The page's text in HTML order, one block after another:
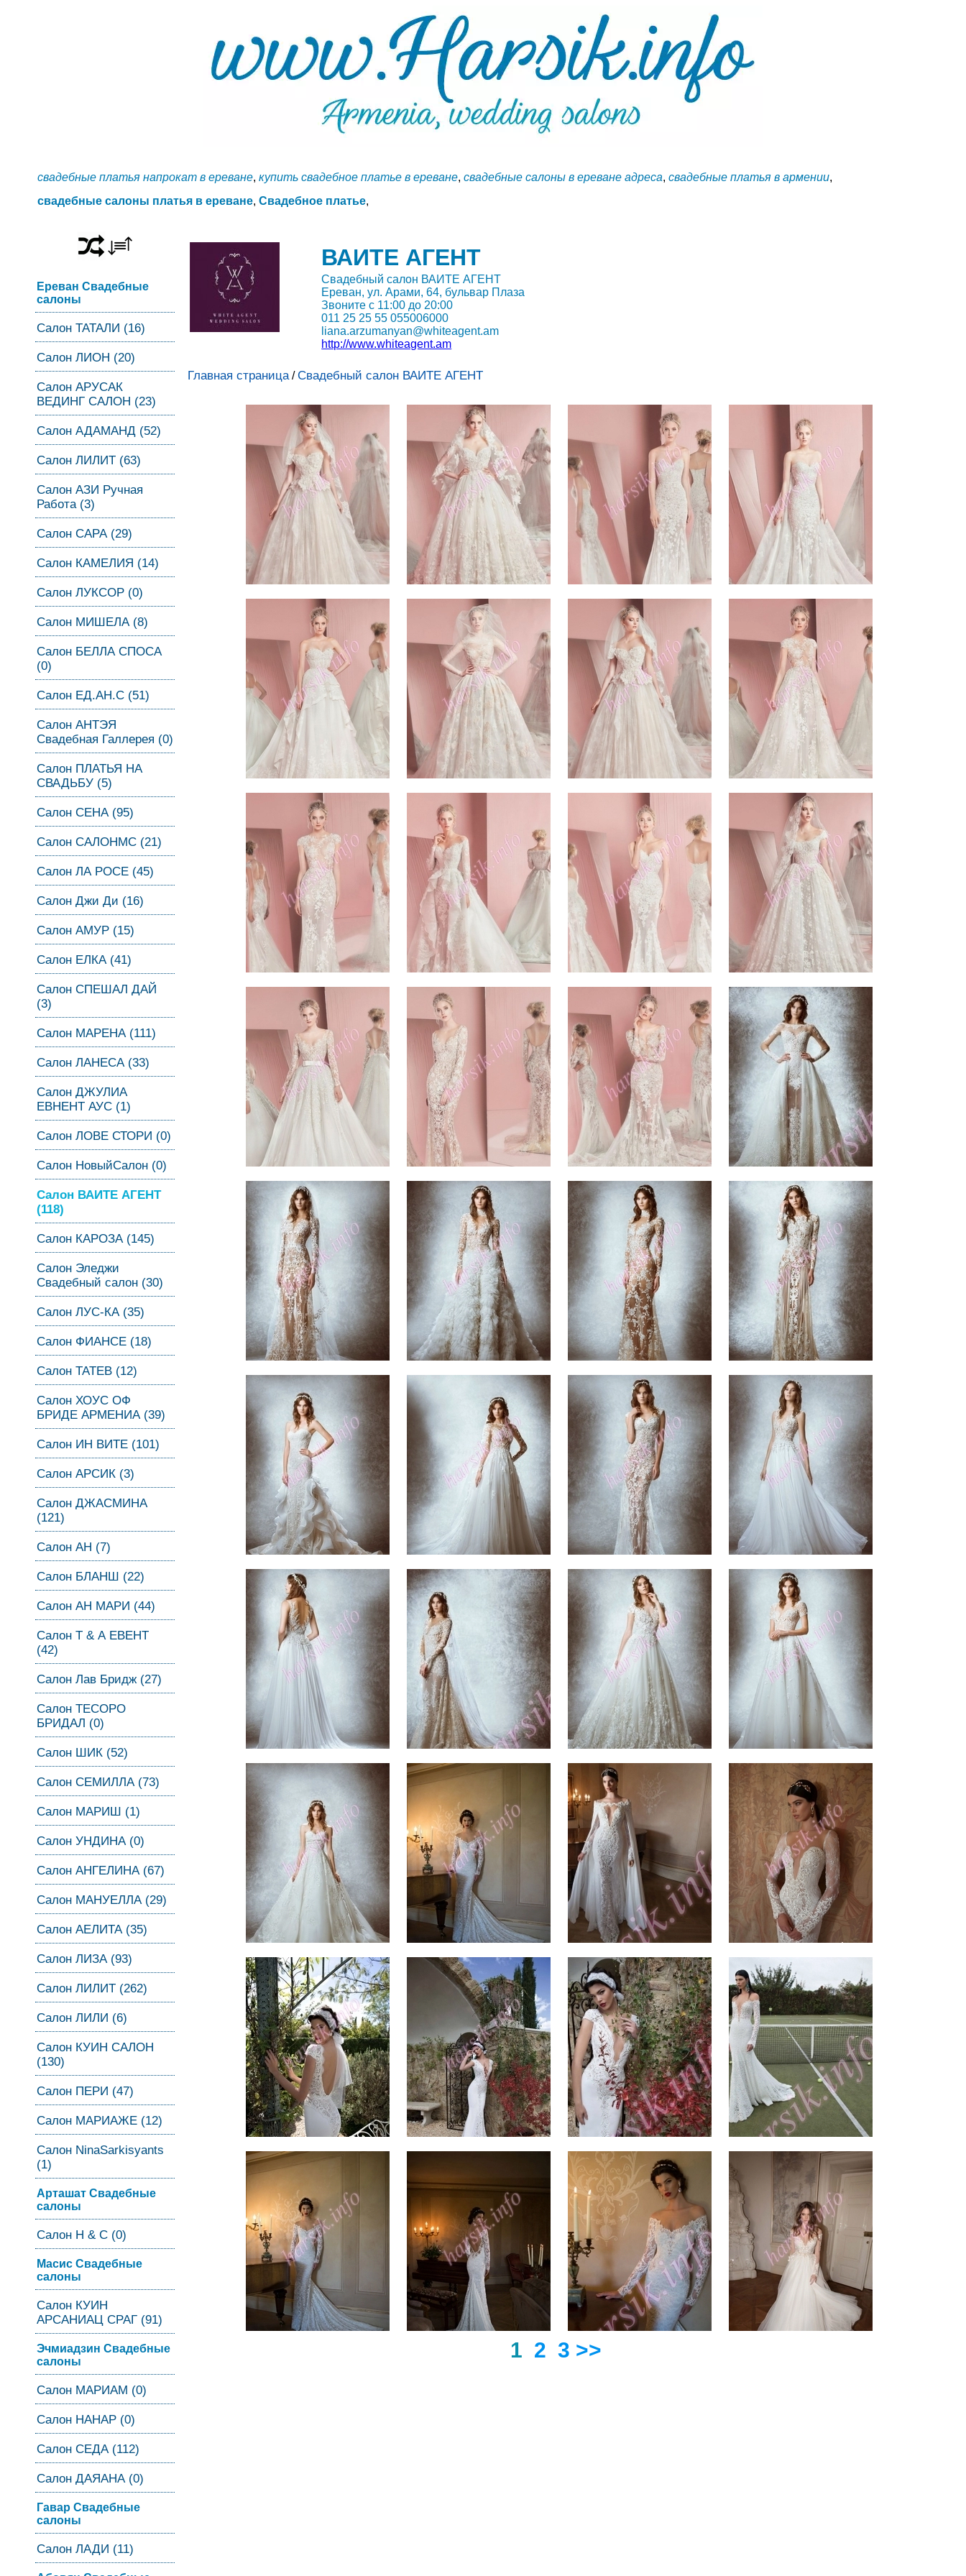
свадебные платья напрокат в ереване, купить свадебное платье в ереване, свадебные салоны в ереване адреса, свадебные платья в армении,
свадебные салоны платья в ереване, Свадебное платье,
Ереван Свадебные
салоны
Салон ТАТАЛИ (16)
Салон ЛИОН (20)
Салон АРУСАК
ВЕДИНГ САЛОН (23)
Салон АДАМАНД (52)
Салон ЛИЛИТ (63)
Салон АЗИ Ручная
Работа (3)
Салон САРА (29)
Салон КАМЕЛИЯ (14)
Салон ЛУКСОР (0)
Салон МИШЕЛА (8)
Салон БЕЛЛА СПОСА
(0)
Салон ЕД.АН.С (51)
Салон АНТЭЯ
Свадебная Галлерея (0)
Салон ПЛАТЬЯ НА
СВАДЬБУ (5)
Салон СЕНА (95)
Салон САЛОНМС (21)
Салон ЛА РОСЕ (45)
Салон Джи Ди (16)
Салон АМУР (15)
Салон ЕЛКА (41)
Салон СПЕШАЛ ДАЙ
(3)
Салон МАРЕНА (111)
Салон ЛАНЕСА (33)
Салон ДЖУЛИА
ЕВНЕНТ АУС (1)
Салон ЛОВЕ СТОРИ (0)
Салон НовыйСалон (0)
Салон ВАИТЕ АГЕНТ
(118)
Салон КАРОЗА (145)
Салон Эледжи
Свадебный салон (30)
Салон ЛУС-КА (35)
Салон ФИАНСЕ (18)
Салон ТАТЕВ (12)
Салон ХОУС ОФ
БРИДЕ АРМЕНИА (39)
Салон ИН ВИТЕ (101)
Салон АРСИК (3)
Салон ДЖАСМИНА
(121)
Салон АН (7)
Салон БЛАНШ (22)
Салон АН МАРИ (44)
Салон Т & А ЕВЕНТ
(42)
Салон Лав Бридж (27)
Салон ТЕСОРО
БРИДАЛ (0)
Салон ШИК (52)
Салон СЕМИЛЛА (73)
Салон МАРИШ (1)
Салон УНДИНА (0)
Салон АНГЕЛИНА (67)
Салон МАНУЕЛЛА (29)
Салон АЕЛИТА (35)
Салон ЛИЗА (93)
Салон ЛИЛИТ (262)
Салон ЛИЛИ (6)
Салон КУИН САЛОН
(130)
Салон ПЕРИ (47)
Салон МАРИАЖЕ (12)
Салон NinaSarkisyants
(1)
Арташат Свадебные
салоны
Салон Н & С (0)
Масис Свадебные
салоны
Салон КУИН
АРСАНИАЦ СРАГ (91)
Эчмиадзин Свадебные
салоны
Салон МАРИАМ (0)
Салон НАНАР (0)
Салон СЕДА (112)
Салон ДАЯАНА (0)
Гавар Свадебные
салоны
Салон ЛАДИ (11)
ВАИТЕ АГЕНТ
Свадебный салон ВАИТЕ АГЕНТ
Ереван, ул. Арами, 64, бульвар Плаза
Звоните с 11:00 до 20:00
011 25 25 55 055006000
liana.arzumanyan@whiteagent.am
http://www.whiteagent.am
Главная страница /Свадебный салон ВАИТЕ АГЕНТ
1 2 3 >>